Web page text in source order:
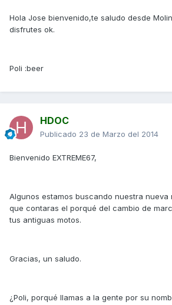
Hola Jose bienvenido,te saludo desde
disfrutes ok.
Poli :beer
HDOC
Publicado 23 de Marzo del 2014
Bienvenido EXTREME67,
Algunos estamos buscando nuestra nueva
que contaras el porqué del cambio de
tus antiguas motos.
Gracias, un saludo.
¿Poli, porqué llamas a la gente por su